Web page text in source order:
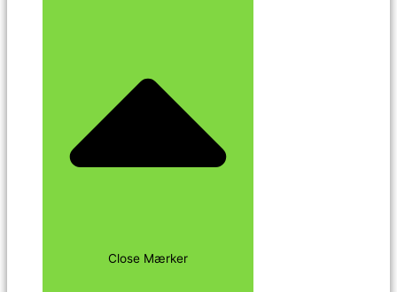
Close Mærker